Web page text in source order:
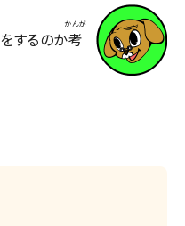
をするのか考
かんが